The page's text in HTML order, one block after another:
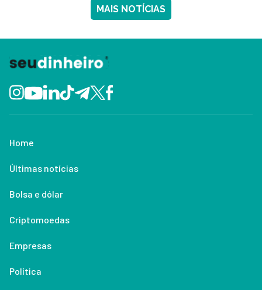
MAIS NOTÍCIAS
Home
Últimas notícias
Bolsa e dólar
Criptomoedas
Empresas
Política